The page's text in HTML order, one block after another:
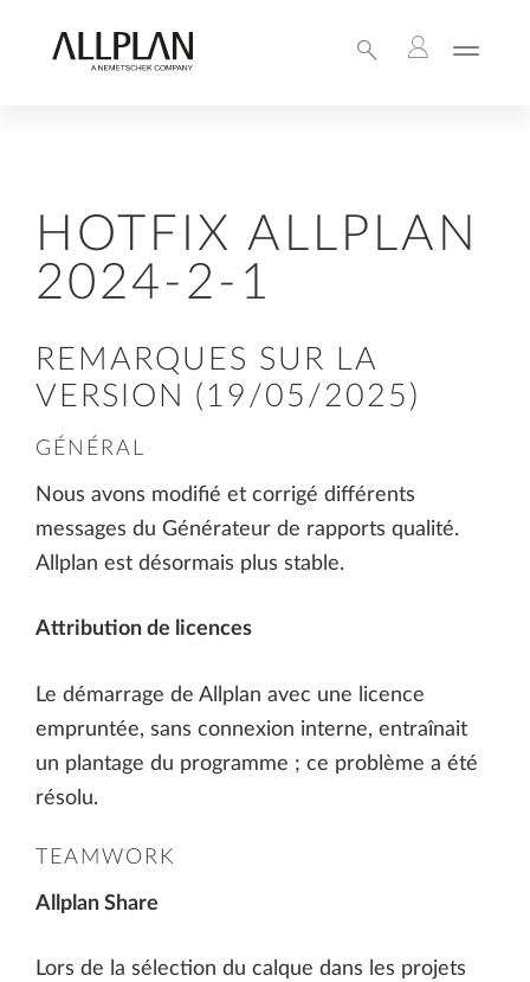
HOTFIX ALLPLAN
2024-2-1
REMARQUES SUR LA
VERSION (19/05/2025)
GÉNÉRAL
Nous avons modifié et corrigé différents
messages du Générateur de rapports qualité.
Allplan est désormais plus stable.
Attribution de licences
Le démarrage de Allplan avec une licence
empruntée, sans connexion interne, entraînait
un plantage du programme ; ce problème a été
résolu.
TEAMWORK
Allplan Share
Lors de la sélection du calque dans les projets